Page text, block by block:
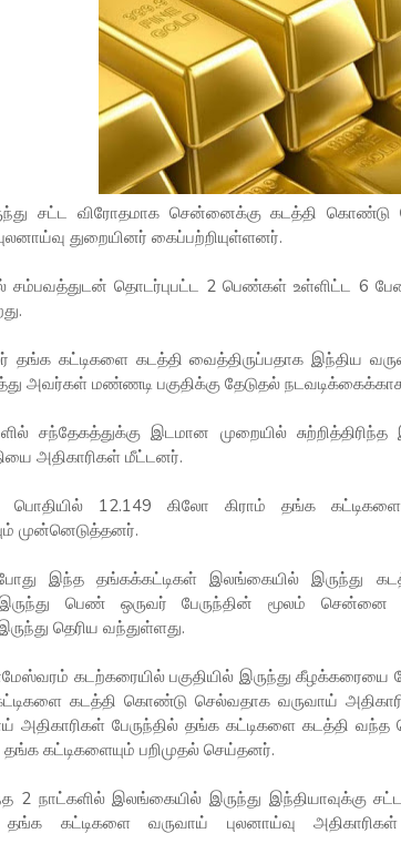
சட்ட விரோதமாக சென்னைக்கு கடத்தி
துறையினர் கைப்பற்றியுள்ளனர்.
சம்பவத்துடன் தொடர்புபட்ட 2 பெண்கள் உள்ளிட்ட 6
தங்க கட்டிகளை கடத்தி வைத்திருப்பதாக இந்திய
அவர்கள் மண்ணடி பகுதிக்கு தேடுதல்
சந்தேகத்துக்கு இடமான முறையில்
அதிகாரிகள் மீட்டனர்.
12.149 கிலோ கிராம் தங்க
முன்னெடுத்தனர்.
இந்த தங்கக்கட்டிகள் இலங்கையில் இருந்து
இருந்து பெண் ஒருவர் பேருந்தின் மூலம்
தெரிய வந்துள்ளது.
கடற்கரையில் பகுதியில் இருந்து
கடத்தி கொண்டு செல்வதாக வருவாய்
அதிகாரிகள் பேருந்தில் தங்க கட்டிகளை கடத்தி
கட்டிகளையும் பறிமுதல் செய்தனர்.
2 நாட்களில் இலங்கையில் இருந்து இந்தியாவுக்கு
கட்டிகளை வருவாய் புலனாய்வு